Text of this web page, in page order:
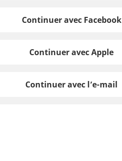
Continuer avec Facebook
Continuer avec Apple
Continuer avec l’e-mail